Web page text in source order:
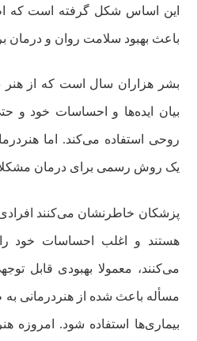
این اساس شکل گرفته است که
باعث بهبود سلامت روان و
بشر هزاران سال است که از هنر
بیان ایده‌ها و احساسات خود و
یک روش رسمی برای درمان
پزشکان خاطرنشان می‌کنند
هستند و اغلب احساسات خود را
می‌کنند، معمولا بهبودی قابل
مسأله باعث شده از هنردرمانی
بیماری‌ها استفاده شود.